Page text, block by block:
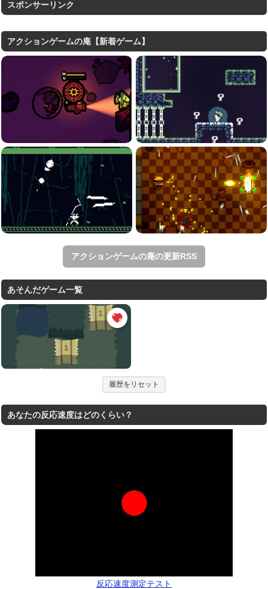
スポンサーリンク
アクションゲームの庵【新着ゲーム】
アクションゲームの庵の更新RSS
あそんだゲーム一覧
履歴をリセット
あなたの反応速度はどのくらい？
反応速度測定テスト